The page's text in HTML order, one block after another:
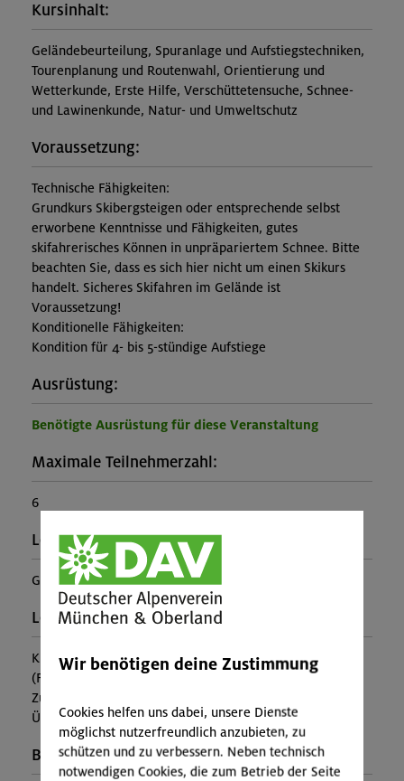
Kursinhalt:
Geländebeurteilung, Spuranlage und Aufstiegstechniken,
Tourenplanung und Routenwahl, Orientierung und
Wetterkunde, Erste Hilfe, Verschüttetensuche, Schnee-
und Lawinenkunde, Natur- und Umweltschutz
Voraussetzung:
Technische Fähigkeiten:
Grundkurs Skibergsteigen oder entsprechende selbst
erworbene Kenntnisse und Fähigkeiten, gutes
skifahrerisches Können in unpräpariertem Schnee. Bitte
beachten Sie, dass es sich hier nicht um einen Skikurs
handelt. Sicheres Skifahren im Gelände ist
Voraussetzung!
Konditionelle Fähigkeiten:
Kondition für 4- bis 5-stündige Aufstiege
Ausrüstung:
Benötigte Ausrüstung für diese Veranstaltung
Maximale Teilnehmerzahl:
6
Leiter*in:
Georg Oberlechner
Leistung:
Kursleitung
(Falls nicht in den Leistungen inbegriffen, fallen
Zusatzkosten für z.B. An- und Abreise, Verpflegung,
Übernachtung oder Skipass an.)
Buchungscode:
Wir benötigen deine Zustimmung
Cookies helfen uns dabei, unsere Dienste
möglichst nutzerfreundlich anzubieten, zu
schützen und zu verbessern. Neben technisch
notwendigen Cookies, die zum Betrieb der Seite